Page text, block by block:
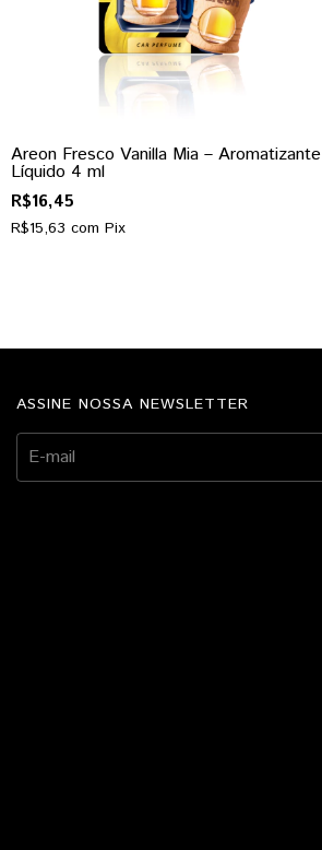
Areon Fresco Vanilla Mia – Aromatizante
Líquido 4 ml
R$16,45
R$15,63 com Pix
ASSINE NOSSA NEWSLETTER